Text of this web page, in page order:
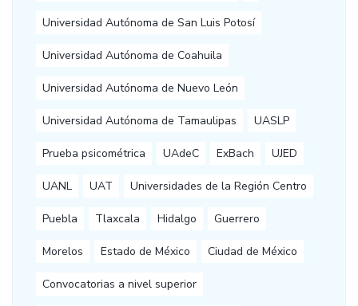
Universidad Autónoma de San Luis Potosí
Universidad Autónoma de Coahuila
Universidad Autónoma de Nuevo León
Universidad Autónoma de Tamaulipas UASLP
Prueba psicométrica UAdeC ExBach UJED
UANL UAT Universidades de la Región Centro
Puebla Tlaxcala Hidalgo Guerrero
Morelos Estado de México Ciudad de México
Convocatorias a nivel superior